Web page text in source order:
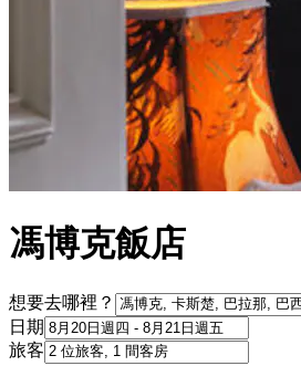
馮博克飯店
想要去哪裡？
日期
旅客